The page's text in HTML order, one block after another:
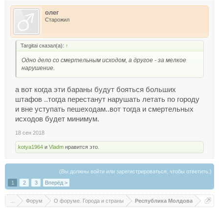
олег
Старожил
Targitai сказал(а): ↑
Одно дело со смертельным исходом, а другое - за мелкое
нарушение.
а вот когда эти бараны будут бояться больших
штафов ..тогда перестанут нарушать летать по городу
и вне уступать пешеходам..вот тогда и смертельных
исходов будет минимум.
18 сен 2018
kotya1964 и Vladm нравится это.
(Вы должны войти или зарегистрироваться, чтобы ответить.)
1
2 3 Вперёд >
Форум О форуме. Города и страны Республика Молдова